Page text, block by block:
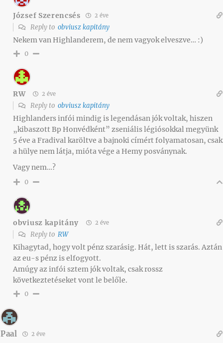
József Szerencsés 2 éve
Reply to obviusz kapitány
Nekem van Highlanderem, de nem vagyok elveszve… :)
0
RW 2 éve
Reply to obviusz kapitány
Highlanders infói mindig is legendásan jók voltak, hiszen
„kibaszott Bp Honvédként” zseniális légiósokkal megyünk
5 éve a Fradival karöltve a bajnoki címért folyamatosan, csak
a hülye nem látja, mióta vége a Hemy posványnak.
Vagy nem…?
0
obviusz kapitány 2 éve
Reply to RW
Kihagytad, hogy volt pénz szarásig. Hát, lett is szarás. Aztán
az eu-s pénz is elfogyott.
Amúgy az infói sztem jók voltak, csak rossz
következtetéseket vont le belőle.
0
Paal 2 éve